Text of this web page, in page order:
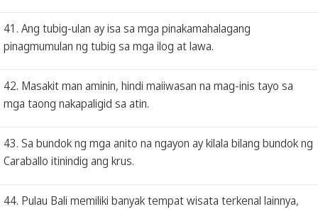
41. Ang tubig-ulan ay isa sa mga pinakamahalagang
pinagmumulan ng tubig sa mga ilog at lawa.
42. Masakit man aminin, hindi maiiwasan na mag-inis tayo sa
mga taong nakapaligid sa atin.
43. Sa bundok ng mga anito na ngayon ay kilala bilang bundok ng
Caraballo itinindig ang krus.
44. Pulau Bali memiliki banyak tempat wisata terkenal lainnya,